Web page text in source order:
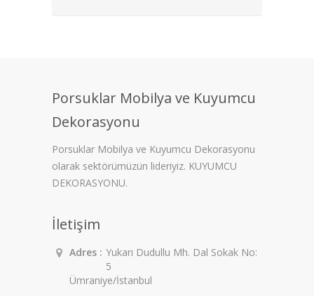
Porsuklar Mobilya ve Kuyumcu
Dekorasyonu
Porsuklar Mobilya ve Kuyumcu Dekorasyonu
olarak sektörümüzün lideriyiz. KUYUMCU
DEKORASYONU.
İletişim
Adres : Yukarı Dudullu Mh. Dal Sokak No:
5
Ümraniye/İstanbul